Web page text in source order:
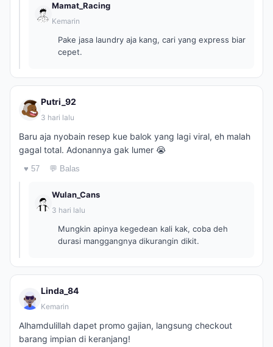
Mamat_Racing
Kemarin
Pake jasa laundry aja kang, cari yang express biar
cepet.
Putri_92
3 hari lalu
Baru aja nyobain resep kue balok yang lagi viral, eh malah
gagal total. Adonannya gak lumer 😭
♥ 57 💬 Balas
Wulan_Cans
3 hari lalu
Mungkin apinya kegedean kali kak, coba deh
durasi manggangnya dikurangin dikit.
Linda_84
Kemarin
Alhamdulillah dapet promo gajian, langsung checkout
barang impian di keranjang!